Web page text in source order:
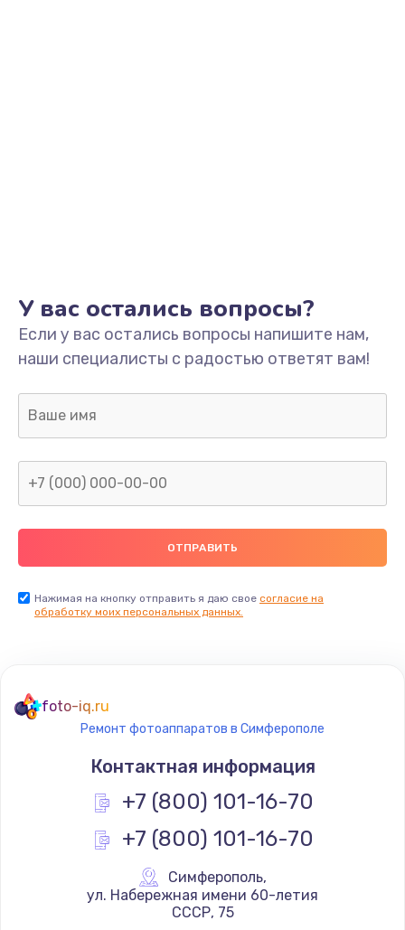
Замена/Pемонт карбюратора
1300 руб.
Заказать
Ремонт капиллярной трубки
400 руб.
Заказать
Замена термостата
1200 руб.
Заказать
Замена реле
Заказать
У вас остались вопросы?
Если у вас остались вопросы напишите нам,
наши специалисты с радостью ответят вам!
Нажимая на кнопку отправить я даю свое согласие на
обработку моих персональных данных.
foto-iq.ru
Ремонт фотоаппаратов в Симферополе
Контактная информация
+7 (800) 101-16-70
+7 (800) 101-16-70
Симферополь,
СССР, 75